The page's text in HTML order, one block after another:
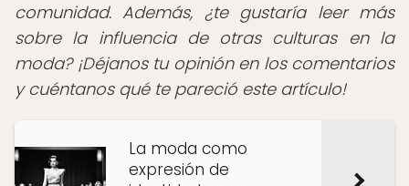
comunidad. Además, ¿te gustaría leer más
sobre la influencia de otras culturas en la
moda? ¡Déjanos tu opinión en los comentarios
y cuéntanos qué te pareció este artículo!
La moda como
expresión de